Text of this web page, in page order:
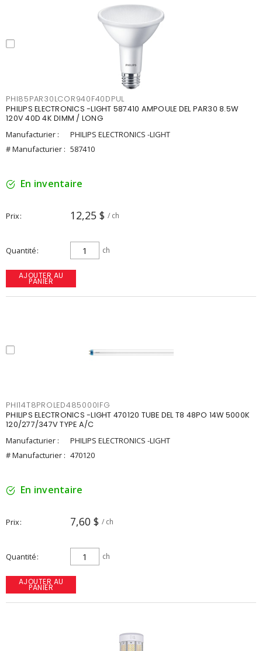
PHI85PAR30LCOR940F40DPUL
PHILIPS ELECTRONICS -LIGHT 587410 AMPOULE DEL PAR30 8.5W
120V 40D 4K DIMM / LONG
Manufacturier :
PHILIPS ELECTRONICS -LIGHT
# Manufacturier : 587410
En inventaire
Prix 12,25 $ / ch
Quantité ch
AJOUTER AU
PANIER
PHI14T8PROLED485000IFG
PHILIPS ELECTRONICS -LIGHT 470120 TUBE DEL T8 48PO 14W 5000K
120/277/347V TYPE A/C
Manufacturier :
PHILIPS ELECTRONICS -LIGHT
# Manufacturier : 470120
En inventaire
Prix 7,60 $ / ch
Quantité ch
AJOUTER AU
PANIER